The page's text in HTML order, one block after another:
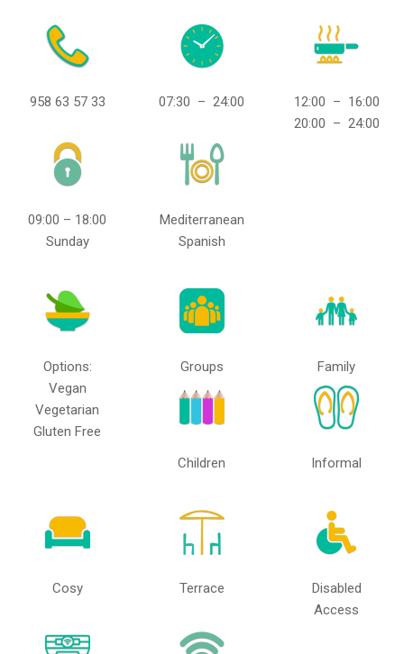
958 63 57 33 07:30 – 24:00
12:00 – 16:00
20:00 – 24:00
09:00 – 18:00
Sunday
Mediterranean
Spanish
Options:
Vegan
Vegetarian
Gluten Free
Groups Family
Children Informal
Cosy Terrace
Disabled
Access